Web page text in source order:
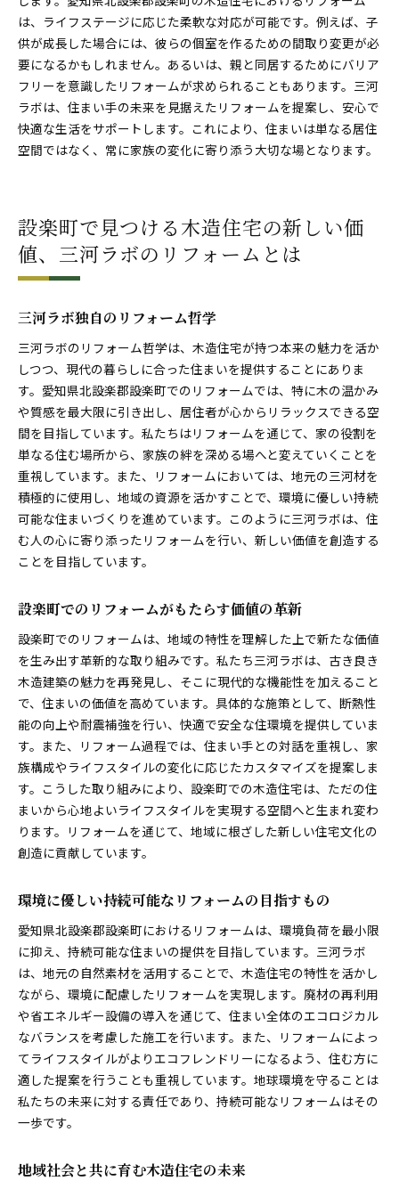
は、ライフステージに応じた柔軟な対応が可能です。例えば、子
供が成長した場合には、彼らの個室を作るための間取り変更が必
要になるかもしれません。あるいは、親と同居するためにバリア
フリーを意識したリフォームが求められることもあります。三河
ラボは、住まい手の未来を見据えたリフォームを提案し、安心で
快適な生活をサポートします。これにより、住まいは単なる居住
空間ではなく、常に家族の変化に寄り添う大切な場となります。
設楽町で見つける木造住宅の新しい価
値、三河ラボのリフォームとは
三河ラボ独自のリフォーム哲学
三河ラボのリフォーム哲学は、木造住宅が持つ本来の魅力を活か
しつつ、現代の暮らしに合った住まいを提供することにありま
す。愛知県北設楽郡設楽町でのリフォームでは、特に木の温かみ
や質感を最大限に引き出し、居住者が心からリラックスできる空
間を目指しています。私たちはリフォームを通じて、家の役割を
単なる住む場所から、家族の絆を深める場へと変えていくことを
重視しています。また、リフォームにおいては、地元の三河材を
積極的に使用し、地域の資源を活かすことで、環境に優しい持続
可能な住まいづくりを進めています。このように三河ラボは、住
む人の心に寄り添ったリフォームを行い、新しい価値を創造する
ことを目指しています。
設楽町でのリフォームがもたらす価値の革新
設楽町でのリフォームは、地域の特性を理解した上で新たな価値
を生み出す革新的な取り組みです。私たち三河ラボは、古き良き
木造建築の魅力を再発見し、そこに現代的な機能性を加えること
で、住まいの価値を高めています。具体的な施策として、断熱性
能の向上や耐震補強を行い、快適で安全な住環境を提供していま
す。また、リフォーム過程では、住まい手との対話を重視し、家
族構成やライフスタイルの変化に応じたカスタマイズを提案しま
す。こうした取り組みにより、設楽町での木造住宅は、ただの住
まいから心地よいライフスタイルを実現する空間へと生まれ変わ
ります。リフォームを通じて、地域に根ざした新しい住宅文化の
創造に貢献しています。
環境に優しい持続可能なリフォームの目指すもの
愛知県北設楽郡設楽町におけるリフォームは、環境負荷を最小限
に抑え、持続可能な住まいの提供を目指しています。三河ラボ
は、地元の自然素材を活用することで、木造住宅の特性を活かし
ながら、環境に配慮したリフォームを実現します。廃材の再利用
や省エネルギー設備の導入を通じて、住まい全体のエコロジカル
なバランスを考慮した施工を行います。また、リフォームによっ
てライフスタイルがよりエコフレンドリーになるよう、住む方に
適した提案を行うことも重視しています。地球環境を守ることは
私たちの未来に対する責任であり、持続可能なリフォームはその
一歩です。
地域社会と共に育む木造住宅の未来